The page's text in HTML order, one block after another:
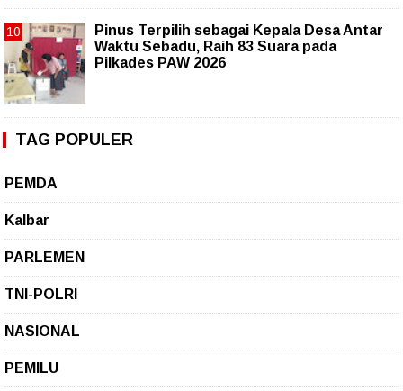
Pinus Terpilih sebagai Kepala Desa Antar
Waktu Sebadu, Raih 83 Suara pada
Pilkades PAW 2026
TAG POPULER
PEMDA
Kalbar
PARLEMEN
TNI-POLRI
NASIONAL
PEMILU